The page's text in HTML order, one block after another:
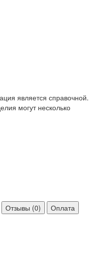
является справочной.
могут несколько
Отзывы (0)
Оплата